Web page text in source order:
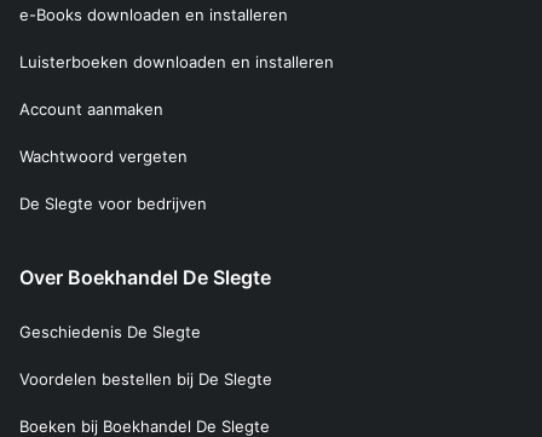
e-Books downloaden en installeren
Luisterboeken downloaden en installeren
Account aanmaken
Wachtwoord vergeten
De Slegte voor bedrijven
Over Boekhandel De Slegte
Geschiedenis De Slegte
Voordelen bestellen bij De Slegte
Boeken bij Boekhandel De Slegte